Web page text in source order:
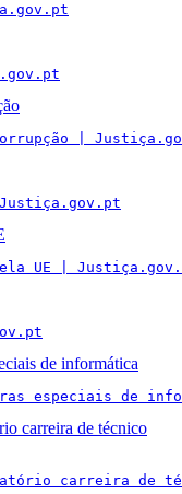
|
UE |
de informática
especiais de
carreira de técnico
carreira